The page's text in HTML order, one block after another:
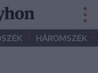
• HÁROMSZÉK •